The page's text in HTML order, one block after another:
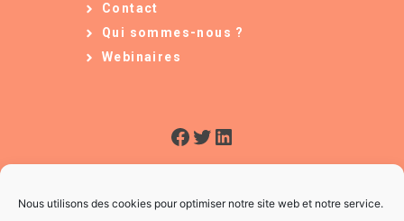
Nous utilisons des cookies pour optimiser notre site web et notre service.
Contact
Qui sommes-nous ?
Webinaires
Facebook
Twitter
LinkedIn